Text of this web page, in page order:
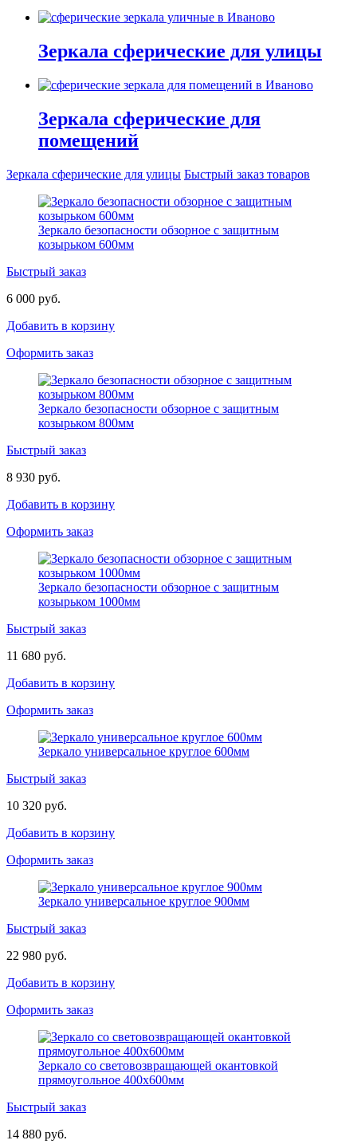
Зеркала сферические для улицы
Зеркала сферические для
помещений
Зеркала сферические для улицы Быстрый заказ товаров
Зеркало безопасности обзорное с защитным
козырьком 600мм
Быстрый заказ
6 000 руб.
Добавить в корзину
Оформить заказ
Зеркало безопасности обзорное с защитным
козырьком 800мм
Быстрый заказ
8 930 руб.
Добавить в корзину
Оформить заказ
Зеркало безопасности обзорное с защитным
козырьком 1000мм
Быстрый заказ
11 680 руб.
Добавить в корзину
Оформить заказ
Зеркало универсальное круглое 600мм
Быстрый заказ
10 320 руб.
Добавить в корзину
Оформить заказ
Зеркало универсальное круглое 900мм
Быстрый заказ
22 980 руб.
Добавить в корзину
Оформить заказ
Зеркало со световозвращающей окантовкой
прямоугольное 400х600мм
Быстрый заказ
14 880 руб.